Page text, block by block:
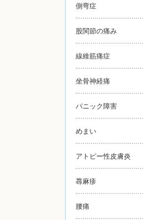
側弯症
股関節の痛み
線維筋痛症
坐骨神経痛
パニック障害
めまい
アトピー性皮膚炎
蕁麻疹
腰痛